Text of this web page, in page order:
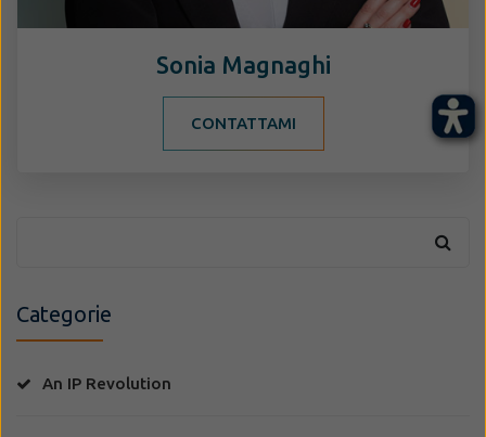
Sonia Magnaghi
CONTATTAMI
Categorie
An IP Revolution